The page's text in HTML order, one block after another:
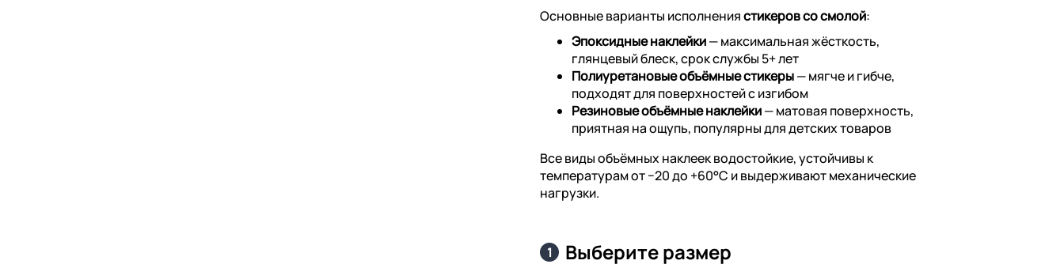
Основные варианты исполнениястикеров со смолой:
Эпоксидные наклейки— максимальная жёсткость,
глянцевый блеск, срок службы 5+ лет
Полиуретановые объёмные стикеры— мягче и гибче,
подходят для поверхностей с изгибом
Резиновые объёмные наклейки— матовая поверхность,
приятная на ощупь, популярны для детских товаров
Все виды объёмных наклеек водостойкие, устойчивы к
температурам от −20 до +60°C и выдерживают механические
нагрузки.
1 Выберите размер